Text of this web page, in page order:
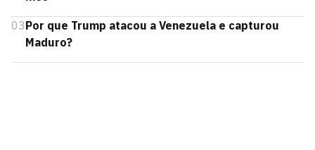
03Por que Trump atacou a Venezuela e capturou
Maduro?